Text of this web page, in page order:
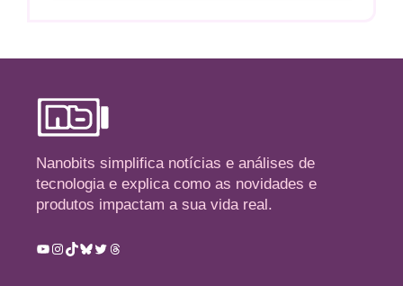
Nanobits simplifica notícias e análises de
tecnologia e explica como as novidades e
produtos impactam a sua vida real.
Youtube
Instagram
TikTok
Bluesky
TwitterThreads